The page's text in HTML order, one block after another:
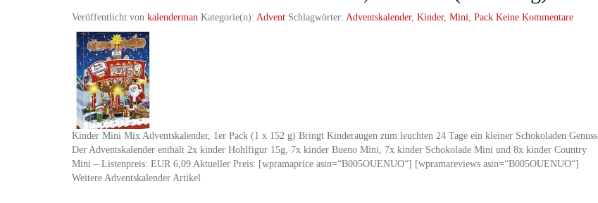
Veröffentlicht von kalenderman Kategorie(n): Advent Schlagwörter: Adventskalender, Kinder, Mini, Pack Keine Kommentare
Kinder Mini Mix Adventskalender, 1er Pack (1 x 152 g) Bringt Kinderaugen zum leuchten 24 Tage ein kleiner Schokoladen Genuss
Der Adventskalender enthält 2x kinder Hohlfigur 15g, 7x kinder Bueno Mini, 7x kinder Schokolade Mini und 8x kinder Country
Mini – Listenpreis: EUR 6,09 Aktueller Preis: [wpramaprice asin=“B005OUENUO“] [wpramareviews asin=“B005OUENUO“]
Weitere Adventskalender Artikel